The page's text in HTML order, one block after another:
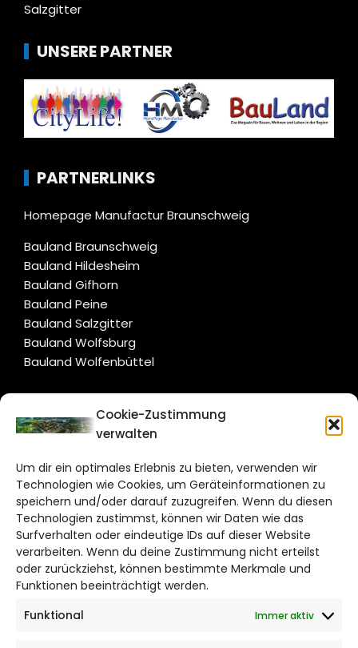
Cookie-Zustimmung
verwalten
Um dir ein optimales Erlebnis zu bieten, verwenden wir
Technologien wie Cookies, um Geräteinformationen zu
speichern und/oder darauf zuzugreifen. Wenn du diesen
Technologien zustimmst, können wir Daten wie das
Surfverhalten oder eindeutige IDs auf dieser Website
verarbeiten. Wenn du deine Zustimmung nicht erteilst
oder zurückziehst, können bestimmte Merkmale und
Funktionen beeinträchtigt werden.
Funktional
Immer aktiv
Salzgitter
UNSERE PARTNER
PARTNERLINKS
Homepage Manufactur Braunschweig
Bauland Braunschweig
Bauland Hildesheim
Bauland Gifhorn
Bauland Peine
Bauland Salzgitter
Bauland Wolfsburg
Bauland Wolfenbüttel
CITYLIFE!
Bruchtorwall 12
38100 Braunschweig
Telefon: 0531 387220 – 65
DAS STADTMAGAZIN FÜR
SALZGITTER
Impressum